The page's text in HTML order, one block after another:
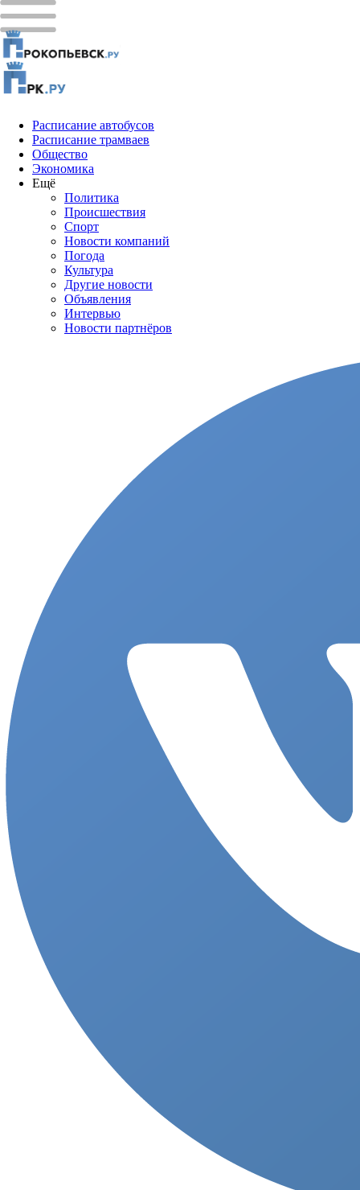
Расписание автобусов
Расписание трамваев
Общество
Экономика
Ещё
Политика
Проиcшествия
Спорт
Новости компаний
Погода
Культура
Другие новости
Объявления
Интервью
Новости партнёров